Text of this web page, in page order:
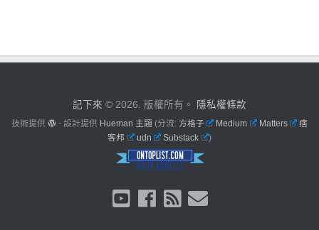
記下來 © 2026. 版權所有。 隱私權條款
技術提供 - 設計提供 Hueman 主題 (分流: 方格子 Medium Matters
痞
客邦
udn Substack )